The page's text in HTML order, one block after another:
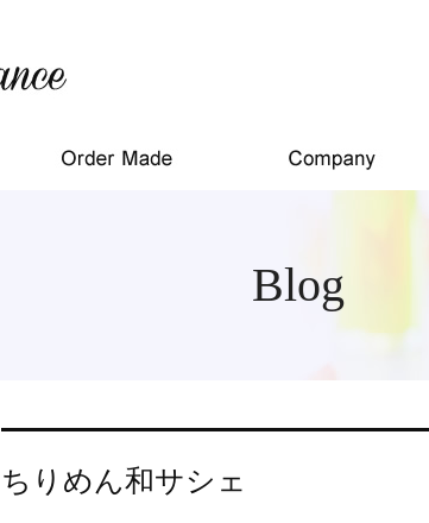
Blog
ちりめん和サシェ